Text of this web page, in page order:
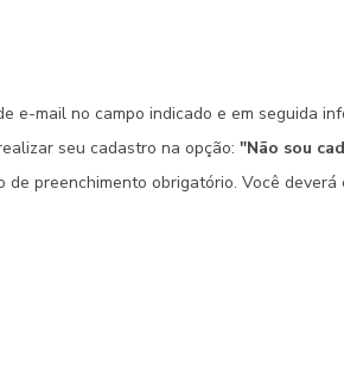
e-mail no campo indicado e em seguida
seu cadastro na opção: "Não sou
preenchimento obrigatório. Você